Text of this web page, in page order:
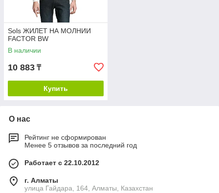
Sols ЖИЛЕТ НА МОЛНИИ
FACTOR BW
В наличии
10 883 ₸
Купить
О нас
Рейтинг не сформирован
Менее 5 отзывов за последний год
Работает с 22.10.2012
г. Алматы
улица Гайдара, 164, Алматы, Казахстан